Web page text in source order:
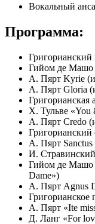
Вокальный
Программа:
Григорианский
Гийом де Машо
А. Пярт Kyrie
А. Пярт Gloria
Григорианская
Х. Тульве «You
А. Пярт Credo
А. Пярт Sanctus
И. Стравинский
Гийом де Машо
Dame»)
А. Пярт Agnus
Григорианское
А. Пярт «Ite
Д. Ланг «For